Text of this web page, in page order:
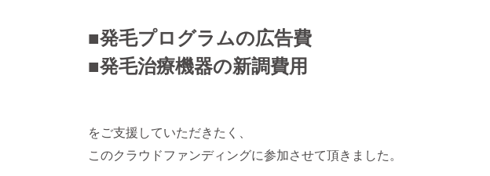
■発毛プログラムの広告費
■発毛治療機器の新調費用
をご支援していただきたく、
このクラウドファンディングに参加させて頂きました。